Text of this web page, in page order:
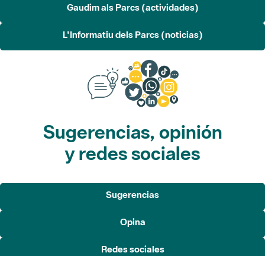
Gaudim als Parcs (actividades)
L'Informatiu dels Parcs (noticias)
Sugerencias, opinión
y redes sociales
Sugerencias
Opina
Redes sociales